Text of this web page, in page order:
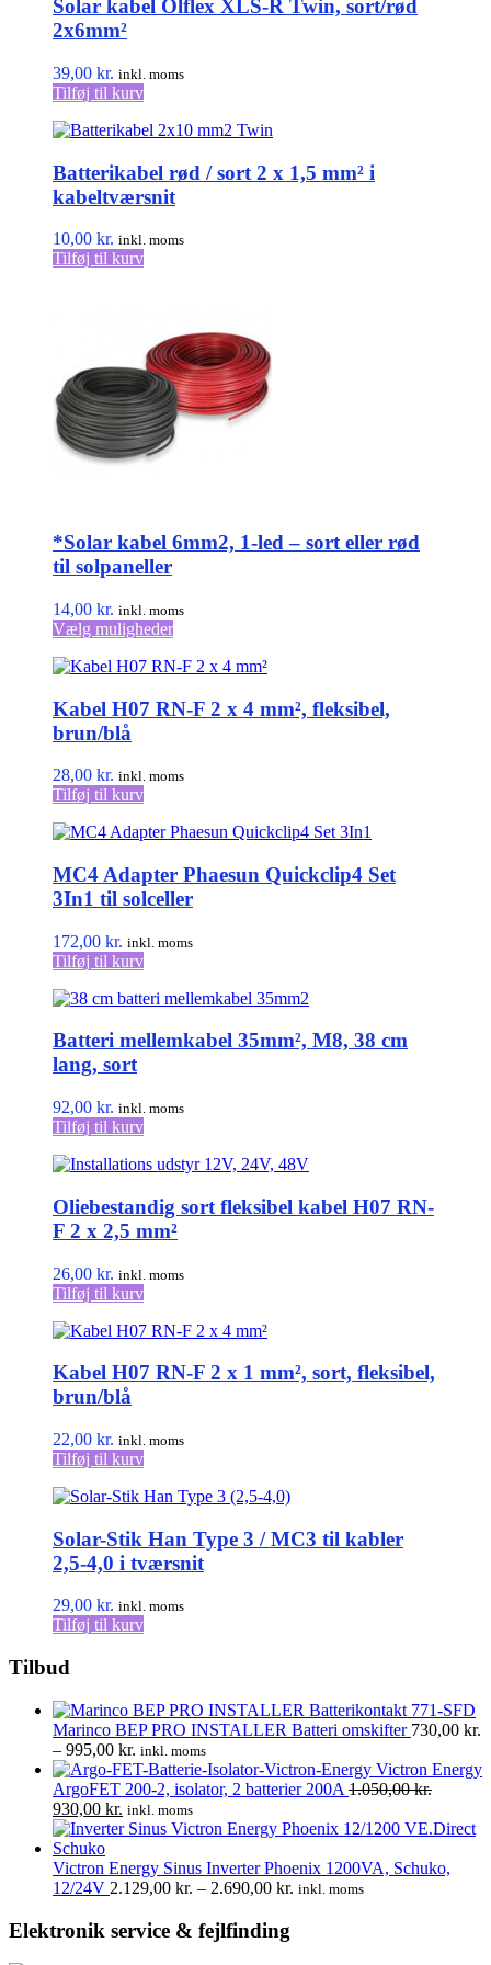
varianter.
på
Solar kabel Ölflex XLS-R Twin, sort/rød
2x6mm²
39,00 kr. inkl. moms
Tilføj til kurv
Batterikabel rød / sort 2 x 1,5 mm² i
kabeltværsnit
10,00 kr. inkl. moms
Tilføj til kurv
*Solar kabel 6mm2, 1-led – sort eller rød
til solpaneller
14,00 kr. inkl. moms
Vælg mulighederDette
har
varianter.
på
Kabel H07 RN-F 2 x 4 mm², fleksibel,
brun/blå
28,00 kr. inkl. moms
Tilføj til kurv
MC4 Adapter Phaesun Quickclip4 Set
3In1 til solceller
172,00 kr. inkl. moms
Tilføj til kurv
Batteri mellemkabel 35mm², M8, 38 cm
lang, sort
92,00 kr. inkl. moms
Tilføj til kurv
Oliebestandig sort fleksibel kabel H07 RN-
F 2 x 2,5 mm²
26,00 kr. inkl. moms
Tilføj til kurv
Kabel H07 RN-F 2 x 1 mm², sort, fleksibel,
brun/blå
22,00 kr. inkl. moms
Tilføj til kurv
Solar-Stik Han Type 3 / MC3 til kabler
2,5-4,0 i tværsnit
29,00 kr. inkl. moms
Tilføj til kurv
Tilbud
Marinco BEP PRO INSTALLER Batteri omskifter 730,00 kr.
– 995,00 kr. Prisinterval:
730,00 kr.
til
995,00 kr.
inkl. moms
Victron Energy
ArgoFET 200-2, isolator, 2 batterier 200A 1.050,00kr.
Den
oprindelige
pris
var:
1.050,00 kr..
930,00 kr. Den
aktuelle
er:
930,00 kr..
inkl. moms
Victron Energy Sinus Inverter Phoenix 1200VA, Schuko,
12/24V 2.129,00 kr. – 2.690,00 kr. Prisinterval:
inkl. moms
Elektronik service & fejlfinding